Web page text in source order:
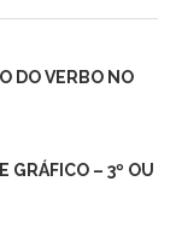
DO VERBO NO
GRÁFICO – 3º OU